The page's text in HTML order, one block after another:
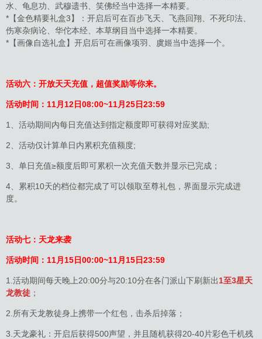
水、龟息功、武穆遗书、笑佛经当中选择一本精要。
*【金色精要礼盒3】：开启后可在百步飞天、飞燕回翔、不死印法、
伤寒杂病论、华佗本经、本草纲目当中选择一本精要。
*【画像自选礼盒】开启后可在画像项羽、虞姬当中选择一个。
活动六：开放天天充值，超值奖励等你来。
活动时间： 11月12日08:00~11月25日23:59
1、活动期间内每日充值达到指定额度即可获得对应奖励;
2、活动仅计算单日内累积充值额度;
3、单日充值≥额度后即可累积一次充值天数并显示已完成；
4、累积10天的档位都完成了可以领取至尊礼包，界面显示完成进
度。
活动七：天龙来袭
活动时间：11月15日00:00~11月15日23:59
1.活动期间每天晚上20:00分与20:10分在各门派山下刷新出1至3星天
龙教徒 ；
2.所有天龙教徒身上携带一个红包，击杀后掉落；
3.天龙豪礼：开启后获得500声望，并且随机获得20-40片彩色千机残